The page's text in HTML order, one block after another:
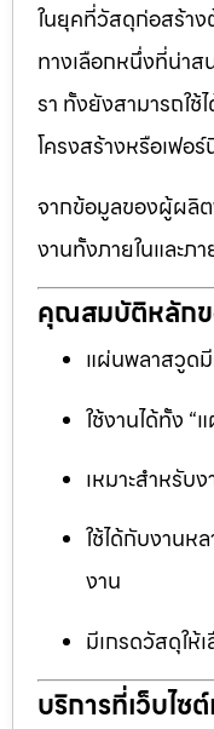
ในยุคที่วัสดุก่อสร้า
ทางเลือกหนึ่งที่น่า
รา ทั้งยังสามารถใ
โครงสร้างหรือเฟอ
จากข้อมูลของผู้ผลิ
งานทั้งภายในและภ
คุณสมบัติหลัก
แผ่นพลาสวูด
ใช้งานได้ทั้ง
เหมาะสำหรับ
ใช้ได้กับงานห
งาน
มีเกรดวัสดุให้
บริการที่เว็บไ